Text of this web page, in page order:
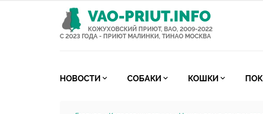
VAO-PRIUT.INFO
КОЖУХОВСКИЙ ПРИЮТ, ВАО, 2009-2022
С 2023 ГОДА - ПРИЮТ МАЛИНКИ, ТИНАО МОСКВА
НОВОСТИ СОБАКИ КОШКИ